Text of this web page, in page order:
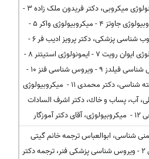
- بیوتکنولوژی میکروبی، دکتر فریدون ملک زاده 3 -
میکروبیولوژی جاوتز 4 - میکروبیولوژی واکر 5 -
میکروب شناسی پزشکی، دکتر پرویز ادیب فر 6 -
ایمونولوژی ایوان رویت 7 - ایمونولوژی استیتنر 8 -
ویروس شناسی فیلدز 9 - ویروس شناسی فنز 10 -
تک یاخته شناسی، دکتر محمدی 11 - میکروبیولوژی
آب، پساب و خاك، دکتر اشرف السادات
آموزگار
شناسی، ابوالعباس ترجمه خانم گیتی
محمدی 2 - ویروس شناسی پزشکی فنر، ترجمه دکتر